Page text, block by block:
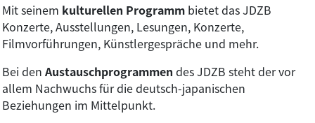
Mit seinem kulturellen Programm bietet das JDZB
Konzerte, Ausstellungen, Lesungen, Konzerte,
Filmvorführungen, Künstlergespräche und mehr.
Bei den Austauschprogrammen des JDZB steht der vor
allem Nachwuchs für die deutsch-japanischen
Beziehungen im Mittelpunkt.